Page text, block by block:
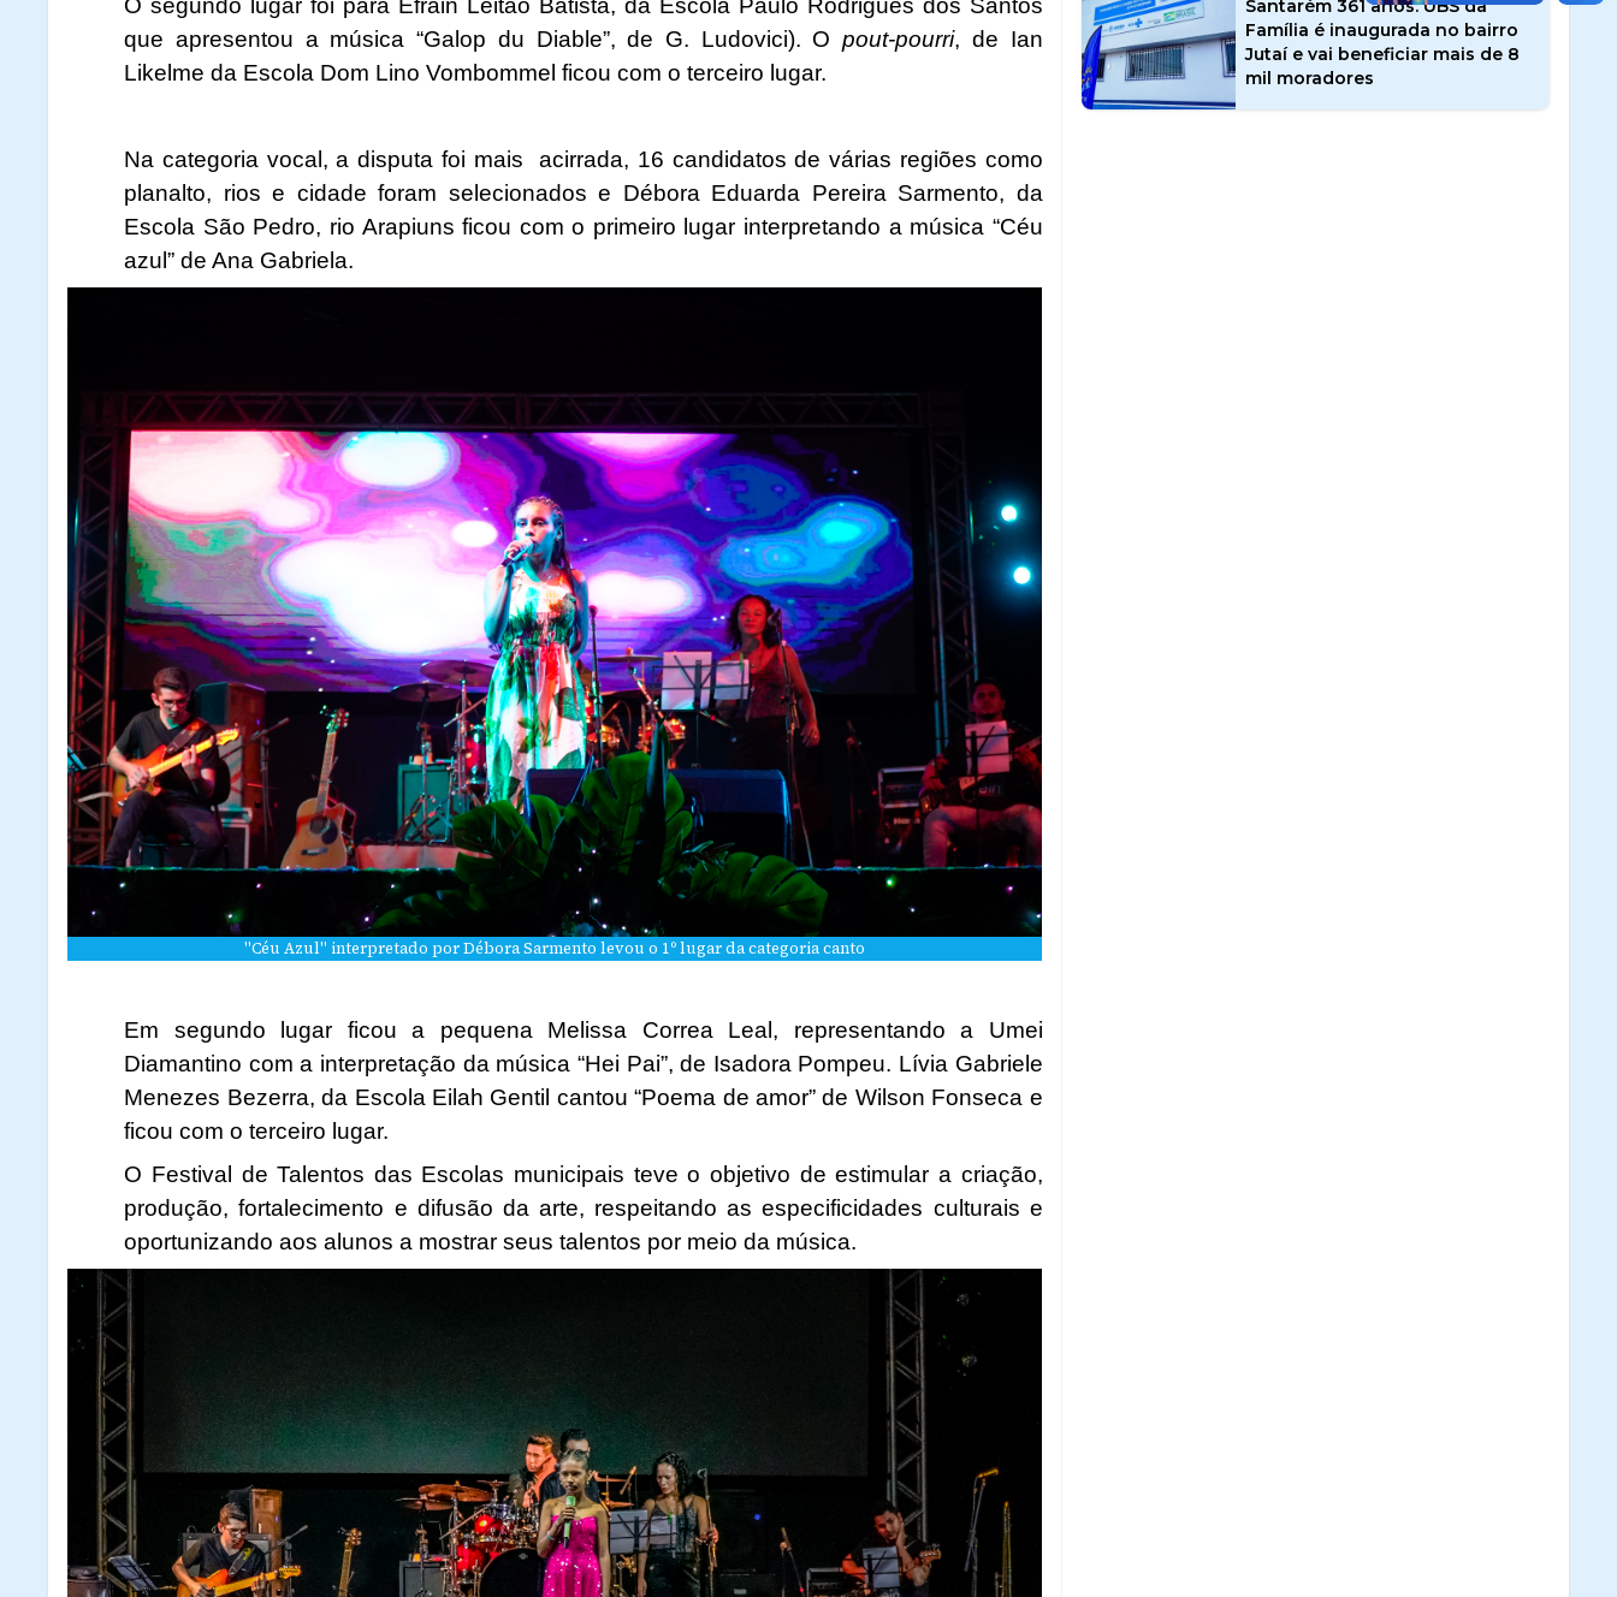
O segundo lugar foi para Efrain Leitão Batista, da Escola Paulo Rodrigues dos Santos
que apresentou a música “Galop du Diable”, de G. Ludovici). Opout-pourri, de Ian
Likelme da Escola Dom Lino Vombommel ficou com o terceiro lugar.
Na categoria vocal, a disputa foi mais acirrada, 16 candidatos de várias regiões como
planalto, rios e cidade foram selecionados e Débora Eduarda Pereira Sarmento, da
Escola São Pedro, rio Arapiuns ficou com o primeiro lugar interpretando a música “Céu
azul” de Ana Gabriela.
"Céu Azul" interpretado por Débora Sarmento levou o 1º lugar da categoria canto
Em segundo lugar ficou a pequena Melissa Correa Leal, representando a Umei
Diamantino com a interpretação da música “Hei Pai”, de Isadora Pompeu. Lívia Gabriele
Menezes Bezerra, da Escola Eilah Gentil cantou “Poema de amor” de Wilson Fonseca e
ficou com o terceiro lugar.
O Festival de Talentos das Escolas municipais teve o objetivo de estimular a criação,
produção, fortalecimento e difusão da arte, respeitando as especificidades culturais e
oportunizando aos alunos a mostrar seus talentos por meio da música.
Santarém 361 anos: UBS da
Família é inaugurada no bairro
Jutaí e vai beneficiar mais de 8
mil moradores